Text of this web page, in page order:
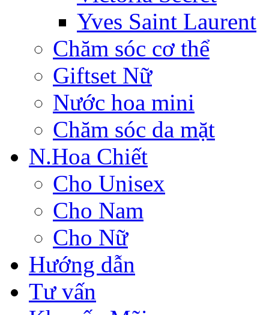
Yves Saint Laurent
Chăm sóc cơ thể
Giftset Nữ
Nước hoa mini
Chăm sóc da mặt
N.Hoa Chiết
Cho Unisex
Cho Nam
Cho Nữ
Hướng dẫn
Tư vấn